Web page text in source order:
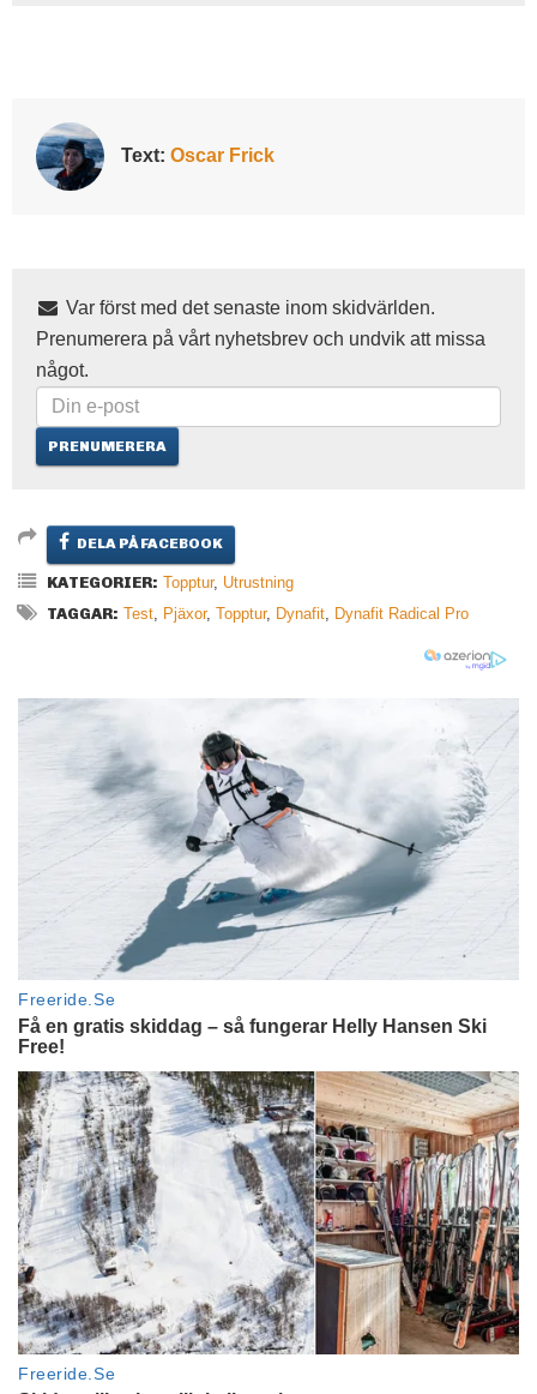
Text: Oscar Frick
Var först med det senaste inom skidvärlden.
Prenumerera på vårt nyhetsbrev och undvik att missa
något.
DELA PÅ FACEBOOK
KATEGORIER: Topptur, Utrustning
TAGGAR: Test, Pjäxor, Topptur, Dynafit, Dynafit Radical Pro